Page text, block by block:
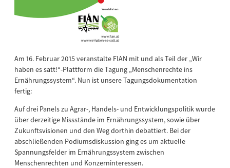
Am 16. Februar 2015 veranstalte FIAN mit und als Teil der „Wir
haben es satt!“-Plattform die Tagung „Menschenrechte ins
Ernährungssystem“. Nun ist unsere Tagungsdokumentation
fertig:
Auf drei Panels zu Agrar-, Handels- und Entwicklungspolitik wurde
über derzeitige Missstände im Ernährungssystem, sowie über
Zukunftsvisionen und den Weg dorthin debattiert. Bei der
abschließenden Podiumsdiskussion ging es um aktuelle
Spannungsfelder im Ernährungssystem zwischen
Menschenrechten und Konzerninteressen.